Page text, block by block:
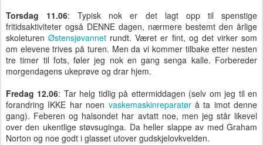
Torsdag 11.06: Typisk nok er det lagt opp til spenstige
fritidsaktiviteter også DENNE dagen, nærmere bestemt den årlige
skoleturenØstensjøvannet rundt. Været er fint, og det virker som
om elevene trives på turen. Men da vi kommer tilbake etter nesten
tre timer til fots, føler jeg nok en gang senga kalle. Forbereder
morgendagens ukeprøve og drar hjem.
Fredag 12.06: Tar helg tidlig på ettermiddagen (selv om jeg til en
forandring IKKE har noen vaskemaskinreparatørå ta imot denne
gang). Feberen og halsondet har avtatt noe, men jeg står likevel
over den ukentlige støvsuginga. Da heller slappe av med Graham
Norton og noe godt i glasset utover gudskjelovkvelden.